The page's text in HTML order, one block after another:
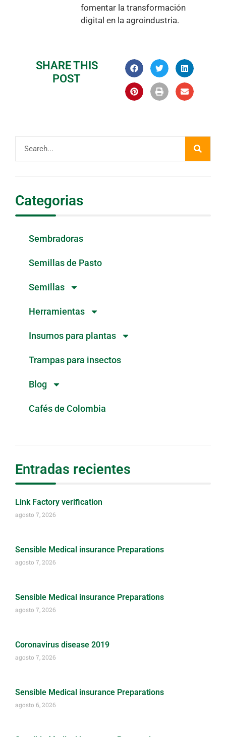
fomentar la transformación
digital en la agroindustria.
SHARE THIS
POST
Categorias
Sembradoras
Semillas de Pasto
Semillas
Herramientas
Insumos para plantas
Trampas para insectos
Blog
Cafés de Colombia
Entradas recientes
Link Factory verification
agosto 7, 2026
Sensible Medical insurance Preparations
agosto 7, 2026
Sensible Medical insurance Preparations
agosto 7, 2026
Coronavirus disease 2019
agosto 7, 2026
Sensible Medical insurance Preparations
agosto 6, 2026